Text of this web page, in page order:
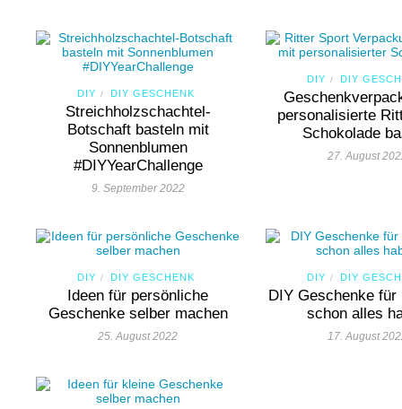
DIY / DIY GESCHENK
Streichholzschachtel-
Botschaft basteln mit
Sonnenblumen
#DIYYearChallenge
9. September 2022
DIY / DIY
personalisierte
Schokolade
27. August
DIY / DIY GESCHENK
Ideen für persönliche
Geschenke selber machen
25. August 2022
DIY / DIY
DIY Geschenke für
schon alles
17. August